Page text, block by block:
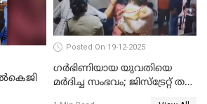
Posted On 19-12-2025
ഗര്‍ഭിണിയായ യുവതിയെ
മര്‍ദിച്ച സംഭവം; ജിസ്‌ട്രേറ്റ് തല